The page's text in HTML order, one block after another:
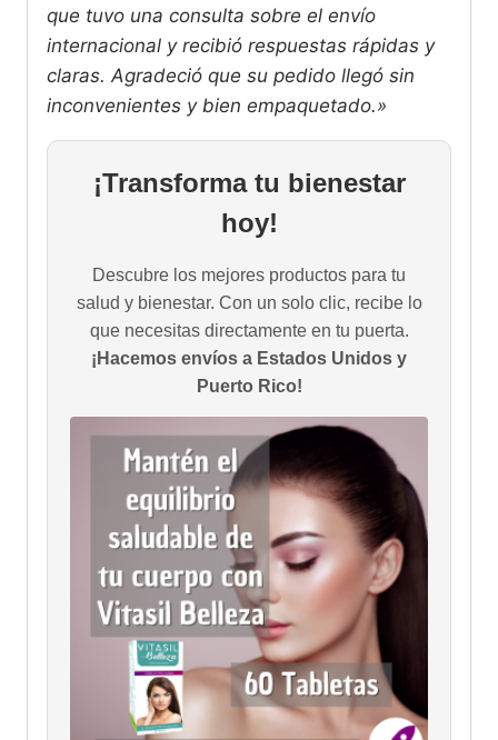
que tuvo una consulta sobre el envío
internacional y recibió respuestas rápidas y
claras. Agradeció que su pedido llegó sin
inconvenientes y bien empaquetado.»
¡Transforma tu bienestar
hoy!
Descubre los mejores productos para tu
salud y bienestar. Con un solo clic, recibe lo
que necesitas directamente en tu puerta.
¡Hacemos envíos a Estados Unidos y
Puerto Rico!